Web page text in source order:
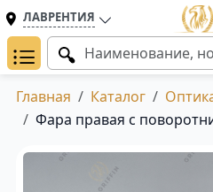
ЛАВРЕНТИЯ
Главная Каталог
Фара правая с